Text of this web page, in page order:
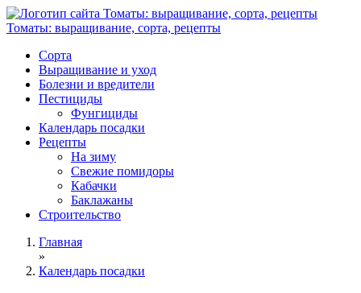
Томаты: выращивание, сорта, рецепты
Сорта
Выращивание и уход
Болезни и вредители
Пестициды
Фунгициды
Календарь посадки
Рецепты
На зиму
Свежие помидоры
Кабачки
Баклажаны
Строительство
Главная
»
Календарь посадки